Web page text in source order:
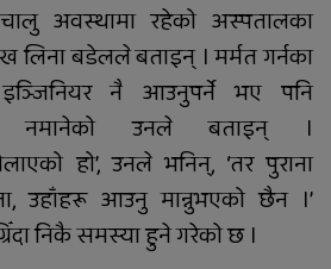
चेम्बर अफ कमर्सको चौथो वार्षिक
सम्पन्न
शिकार खेल्दा गोली लागेर
मृत्यु, छ जना पक्राउ
मृत्यु भएकी कल्पनाको
अवस्थामा रहेको अस्पतालका
लिना बडेलले बताइन् । मर्मत गर्नका
इञ्जिनियर नै आउनुपर्ने भए पनि
नमानेको उनले बताइन् ।
हो’, उनले भनिन्, ‘तर पुराना
उहाँहरू आउनु मान्नुभएको छैन ।’
निकै समस्या हुने गरेको छ ।